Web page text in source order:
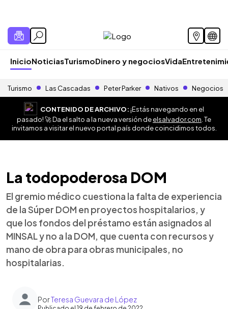
InicioNoticiasTurismoDinero y negociosVida
Turismo Las Cascadas Peter Parker Nativos Negocios
CONTENIDO DE ARCHIVO:¡Estás navegando en el
pasado! 🚀 Da el salto a la nueva versión deelsalvador.com . Te
invitamos a visitar el nuevo portal país donde coincidimos todos.
La todopoderosa DOM
El gremio médico cuestiona la falta de experiencia
de la Súper DOM en proyectos hospitalarios, y
que los fondos del préstamo están asignados al
MINSAL y no a la DOM, que cuenta con recursos y
mano de obra para obras municipales, no
hospitalarias.
PorTeresa Guevara de López